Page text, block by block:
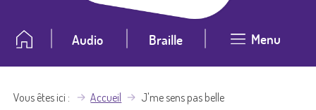
Audio Braille Menu
Vous êtes ici Accueil J'me sens pas belle